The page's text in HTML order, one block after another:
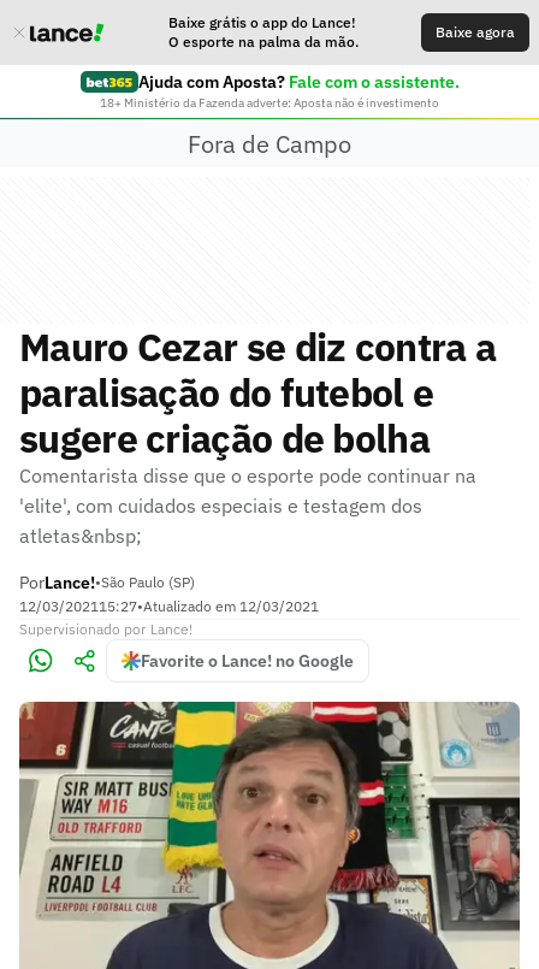
Baixe grátis o app do Lance!
O esporte na palma da mão.
Baixe agora
Ajuda com Aposta? Fale com o assistente.
18+ Ministério da Fazenda adverte: Aposta não é investimento
Fora de Campo
Mauro Cezar se diz contra a
paralisação do futebol e
sugere criação de bolha
Comentarista disse que o esporte pode continuar na
'elite', com cuidados especiais e testagem dos
atletas&nbsp;
PorLance!•São Paulo (SP)
12/03/202115:27•Atualizado em 12/03/2021
Supervisionado por Lance!
Favorite o Lance! no Google